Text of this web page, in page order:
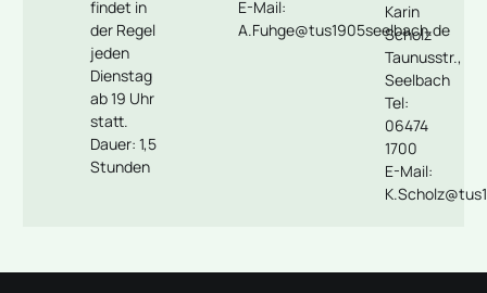
findet in
der Regel
jeden
Dienstag
ab 19 Uhr
statt.
Dauer: 1,5
Stunden
E-Mail:
A.Fuhge@tus1905seelbach.de
Karin
Scholz
Taunusstr.,
Seelbach
Tel:
06474
1700
E-Mail: